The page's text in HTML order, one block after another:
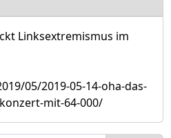
Linksextremismus im
05/2019-05-14-oha-das-
mit-64-000/